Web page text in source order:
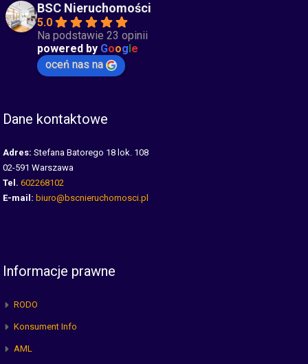
BSC Nieruchomości
5.0
Na podstawie 23 opinii
powered by Google
oceń nas na
Dane kontaktowe
Adres: Stefana Batorego 18 lok. 108
02-591 Warszawa
Tel. 602268102
E-mail: biuro@bscnieruchomosci.pl
Informacje prawne
RODO
Konsument Info
AML